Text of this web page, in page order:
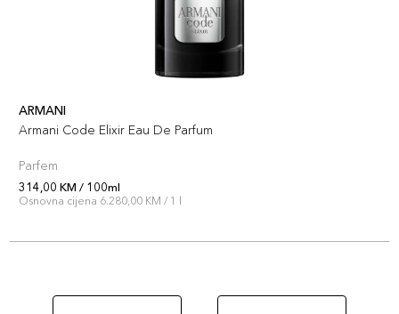
ARMANI
Armani Code Elixir Eau De Parfum
Parfem
314,00 KM / 100ml
Osnovna cijena 6.280,00 KM / 1 l